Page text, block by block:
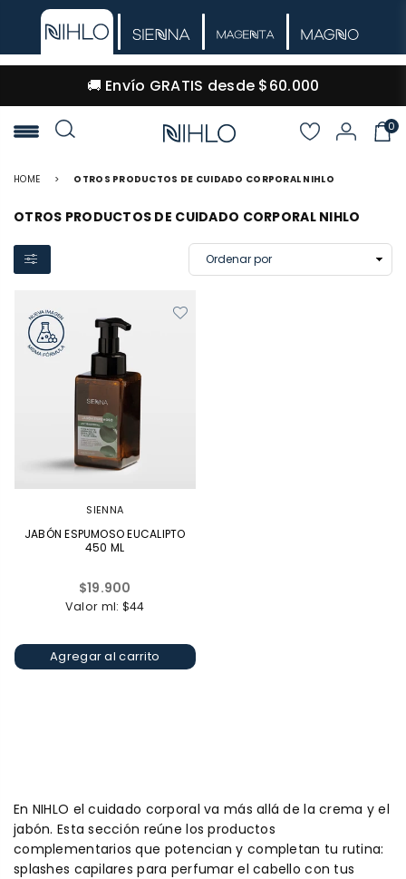
🚚 Envío GRATIS desde $60.000
NIHLO
0
HOME > OTROS PRODUCTOS DE CUIDADO CORPORAL NIHLO
OTROS PRODUCTOS DE CUIDADO CORPORAL NIHLO
SIENNA
JABÓN ESPUMOSO EUCALIPTO
450 ML
Precio
habitual
$19.900
Valor ml: $44
Agregar al carrito
En NIHLO el cuidado corporal va más allá de la crema y el
jabón. Esta sección reúne los productos
complementarios que potencian y completan tu rutina:
splashes capilares para perfumar el cabello con tus